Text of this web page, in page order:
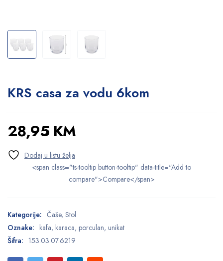
KRS casa za vodu 6kom
28,95 KM
<span class="ts-tooltip button-tooltip" data-title="Add to
compare">Compare</span>
Kategorije: Čaše, Stol
Oznake: kafa, karaca, porculan, unikat
Šifra: 153.03.07.6219